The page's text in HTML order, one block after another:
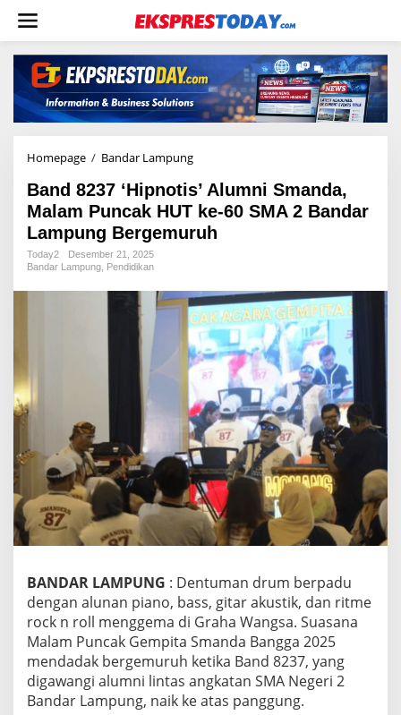
w
Homepage / Bandar Lampung
n
d
8
2
H
i
p
n
o
i
s
’
A
l
u
m
n
i
S
a
n
d
a
,
M
l
a
Band 8237 ‘Hipnotis’ Alumni Smanda,
Malam Puncak HUT ke-60 SMA 2 Bandar
Lampung Bergemuruh
Today2
Desember 21, 2025
Bandar Lampung, Pendidikan
BANDAR LAMPUNG : Dentuman drum berpadu
dengan alunan piano, bass, gitar akustik, dan ritme
rock n roll menggema di Graha Wangsa. Suasana
Malam Puncak Gempita Smanda Bangga 2025
mendadak bergemuruh ketika Band 8237, yang
digawangi alumni lintas angkatan SMA Negeri 2
Bandar Lampung, naik ke atas panggung.